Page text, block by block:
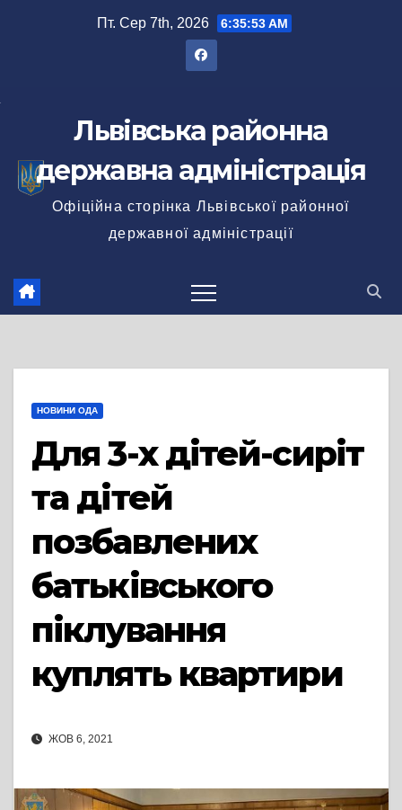
Пт. Сер 7th, 2026 6:35:53 AM
Львівська районна
державна адміністрація
Офіційна сторінка Львівської районної
державної адміністрації
НОВИНИ ОДА
Для 3-х дітей-сиріт
та дітей
позбавлених
батьківського
піклування
куплять квартири
ЖОВ 6, 2021